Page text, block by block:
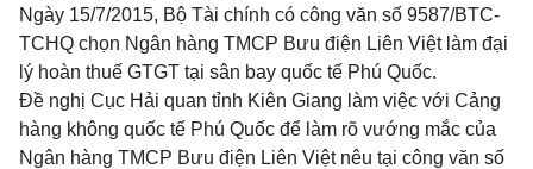
Ngày 15/7/2015, Bộ Tài chính có công văn số 9587/BTC-
TCHQ chọn Ngân hàng TMCP Bưu điện Liên Việt làm đại
lý hoàn thuế GTGT tại sân bay quốc tế Phú Quốc.
Đề nghị Cục Hải quan tỉnh Kiên Giang làm việc với Cảng
hàng không quốc tế Phú Quốc để làm rõ vướng mắc của
Ngân hàng TMCP Bưu điện Liên Việt nêu tại công văn số